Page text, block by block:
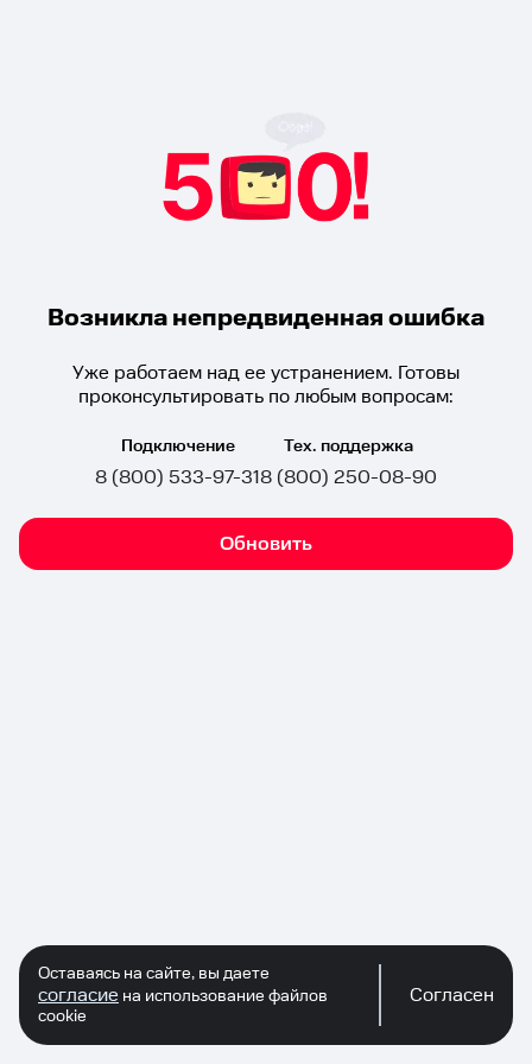
Возникла непредвиденная ошибка
Уже работаем над ее устранением. Готовы
проконсультировать по любым вопросам:
Подключение
8 (800) 533-97-31
Тех. поддержка
8 (800) 250-08-90
Обновить
Оставаясь на сайте, вы даете
согласие на использование файлов
cookie
Согласен